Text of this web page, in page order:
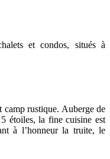
et condos, situés à
camp rustique. Auberge de
étoiles, la fine cuisine est
à l’honneur la truite, le